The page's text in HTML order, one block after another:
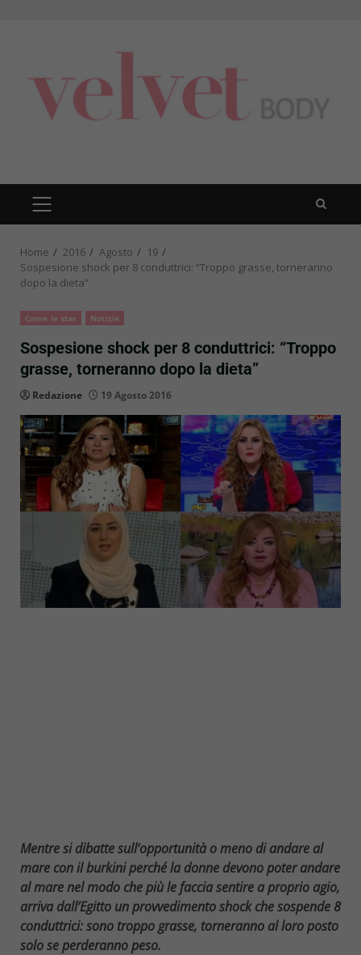
PRIMARY
MENU
Home 2016 Agosto
19
Sospesione shock per 8 conduttrici: “Troppo grasse, torneranno
dopo la dieta”
Come le star Notizie
Sospesione shock per 8 conduttrici: “Troppo
grasse, torneranno dopo la dieta”
Redazione 19 Agosto 2016
Mentre si dibatte sull’opportunità o meno di andare al
mare con il burkini perché la donne devono poter andare
al mare nel modo che più le faccia sentire a proprio agio,
arriva dall’Egitto un provvedimento shock che sospende 8
conduttrici: sono troppo grasse, torneranno al loro posto
solo se perderanno peso.